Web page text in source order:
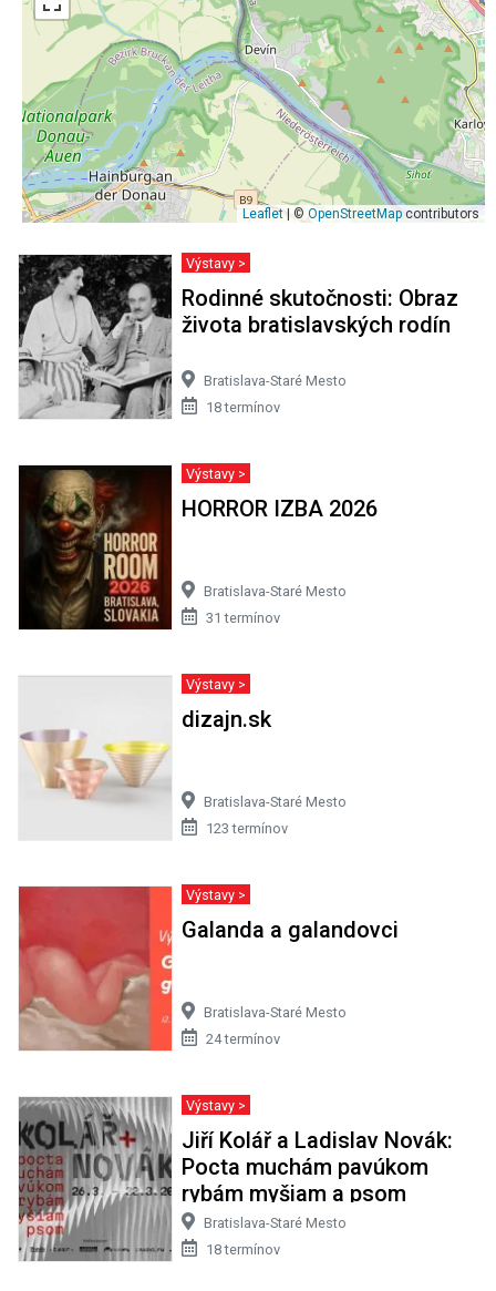
Leaflet| © OpenStreetMap contributors
Výstavy >
Rodinné skutočnosti: Obraz
života bratislavských rodín
Bratislava-Staré Mesto
18 termínov
Výstavy >
HORROR IZBA 2026
Bratislava-Staré Mesto
31 termínov
Výstavy >
dizajn.sk
Bratislava-Staré Mesto
123 termínov
Výstavy >
Galanda a galandovci
Bratislava-Staré Mesto
24 termínov
Výstavy >
Jiří Kolář a Ladislav Novák:
Pocta muchám pavúkom
rybám myšiam a psom
Bratislava-Staré Mesto
18 termínov